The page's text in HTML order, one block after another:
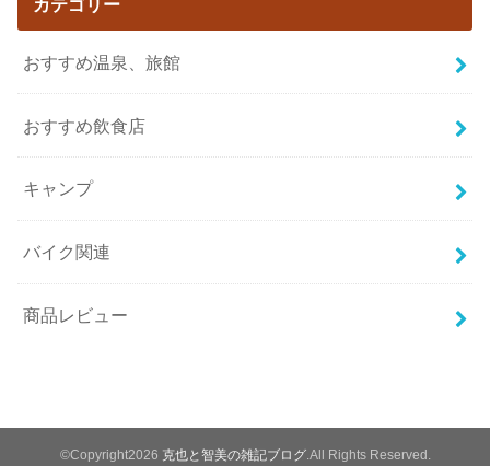
カテゴリー
おすすめ温泉、旅館
おすすめ飲食店
キャンプ
バイク関連
商品レビュー
©Copyright2026 克也と智美の雑記ブログ .All Rights Reserved.